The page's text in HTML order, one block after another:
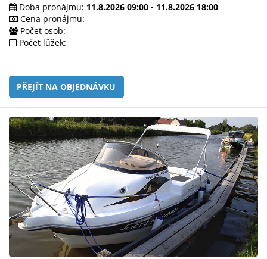
Doba pronájmu: 11.8.2026 09:00 - 11.8.2026 18:00
Cena pronájmu:
Počet osob:
Počet lůžek:
PŘEJÍT NA OBJEDNÁVKU
mailem.
objednat
poukaz